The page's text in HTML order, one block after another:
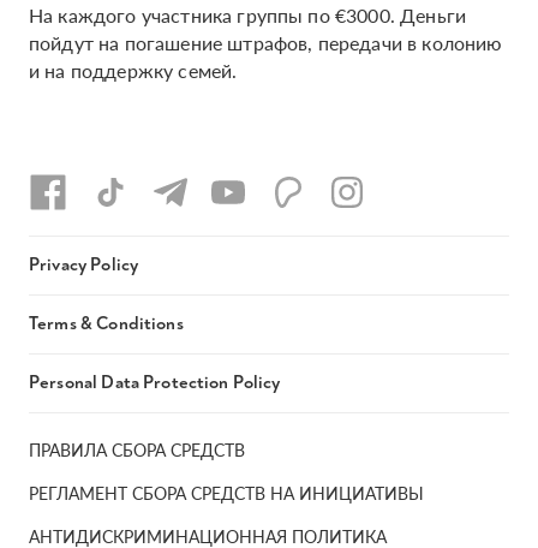
На каждого участника группы по €3000. Деньги
пойдут на погашение штрафов, передачи в колонию
и на поддержку семей.
ПРАВИЛА СБОРА СРЕДСТВ
РЕГЛАМЕНТ СБОРА СРЕДСТВ НА ИНИЦИАТИВЫ
АНТИДИСКРИМИНАЦИОННАЯ ПОЛИТИКА
Privacy Policy
Terms & Conditions
Personal Data Protection Policy